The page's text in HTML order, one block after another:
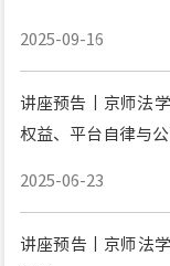
2025-09-16
讲座预告丨京师法
权益、平台自律与
2025-06-23
讲座预告丨京师法